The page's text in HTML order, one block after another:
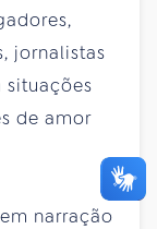
jornalistas
situações
de amor
narração